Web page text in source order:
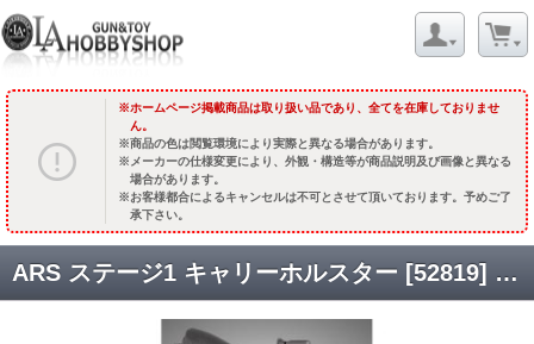
ホームページ掲載商品は取り扱い品であり、全てを在庫しておりませ
ん。
商品の色は閲覧環境により実際と異なる場合があります。
メーカーの仕様変更により、外観・構造等が商品説明及び画像と異なる
場合があります。
お客様都合によるキャンセルは不可とさせて頂いております。予めご了
承下さい。
ARS ステージ1 キャリーホルスター [52819] グロック19用・カーボン [取寄]